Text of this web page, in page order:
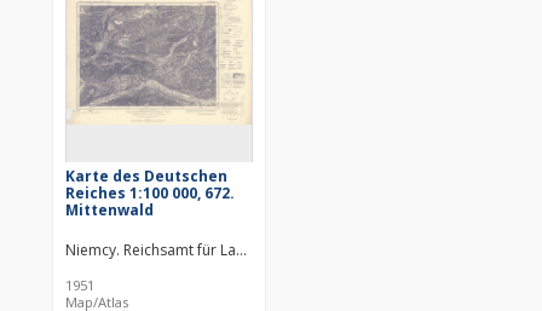
Karte des Deutschen
Reiches 1:100 000, 672.
Mittenwald
Niemcy. Reichsamt für Landesaufnahme. Wydawca
1951
Map/Atlas